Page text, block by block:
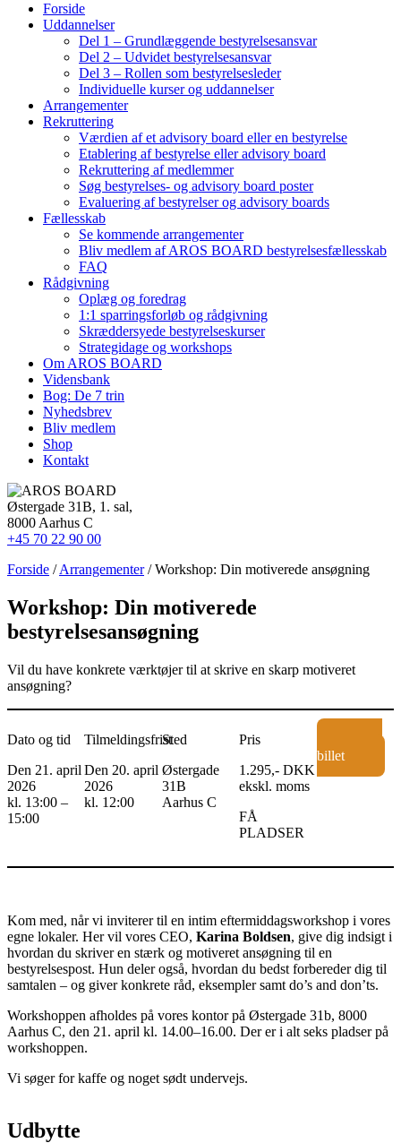
Forside
Uddannelser
Del 1 – Grundlæggende bestyrelsesansvar
Del 2 – Udvidet bestyrelsesansvar
Del 3 – Rollen som bestyrelsesleder
Individuelle kurser og uddannelser
Arrangementer
Rekruttering
Værdien af et advisory board eller en bestyrelse
Etablering af bestyrelse eller advisory board
Rekruttering af medlemmer
Søg bestyrelses- og advisory board poster
Evaluering af bestyrelser og advisory boards
Fællesskab
Se kommende arrangementer
Bliv medlem af AROS BOARD bestyrelsesfællesskab
FAQ
Rådgivning
Oplæg og foredrag
1:1 sparringsforløb og rådgivning
Skræddersyede bestyrelseskurser
Strategidage og workshops
Om AROS BOARD
Vidensbank
Bog: De 7 trin
Nyhedsbrev
Bliv medlem
Shop
Kontakt
Østergade 31B, 1. sal,
8000 Aarhus C
+45 70 22 90 00
Forside /Arrangementer/ Workshop: Din motiverede ansøgning
Workshop: Din motiverede
bestyrelsesansøgning
Vil du have konkrete værktøjer til at skrive en skarp motiveret
ansøgning?
Dato og tid
Den 21. april
2026
kl. 13:00 –
15:00
Tilmeldingsfrist
Den 20. april
2026
kl. 12:00
Sted
Østergade
31B
Aarhus C
Pris
1.295,- DKK
ekskl. moms
FÅ
PLADSER
billet
Kom med, når vi inviterer til en intim eftermiddagsworkshop i vores
egne lokaler. Her vil vores CEO, Karina Boldsen, give dig indsigt i
hvordan du skriver en stærk og motiveret ansøgning til en
bestyrelsespost. Hun deler også, hvordan du bedst forbereder dig til
samtalen – og giver konkrete råd, eksempler samt do’s and don’ts.
Workshoppen afholdes på vores kontor på Østergade 31b, 8000
Aarhus C, den 21. april kl. 14.00–16.00. Der er i alt seks pladser på
workshoppen.
Vi søger for kaffe og noget sødt undervejs.
Udbytte